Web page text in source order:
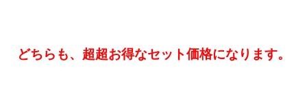
どちらも、超超お得なセット価格になります。